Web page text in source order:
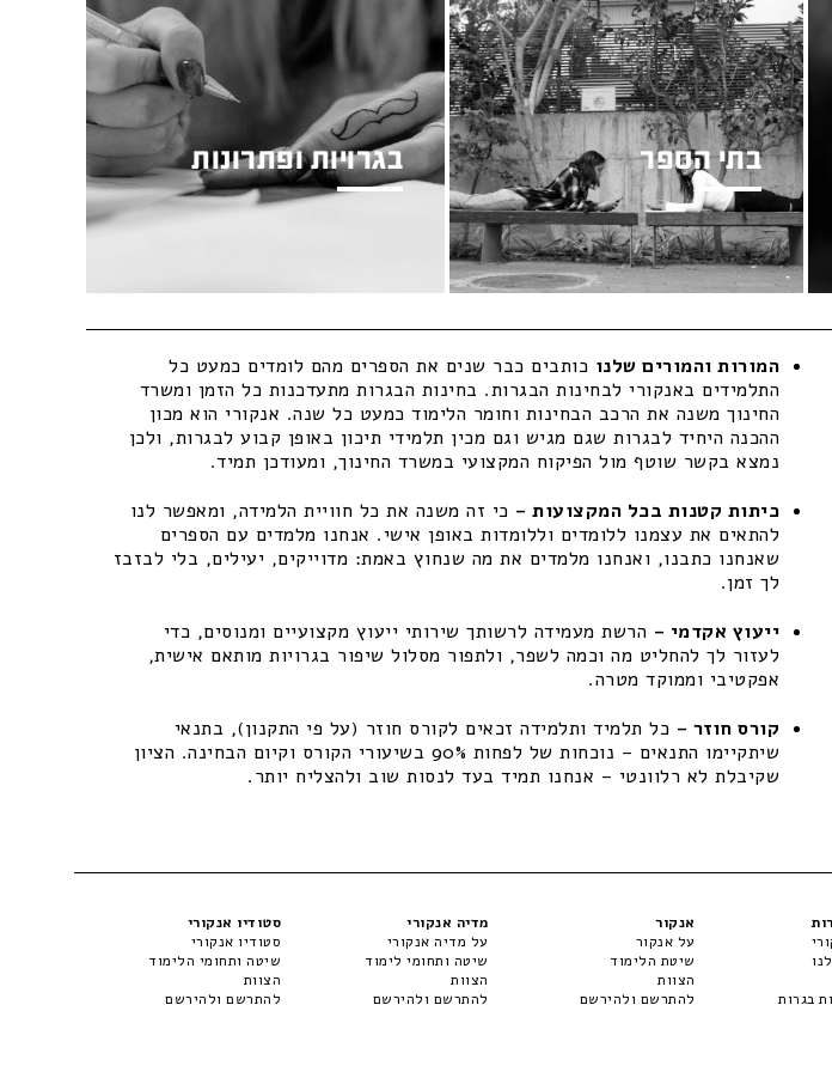
בתי הספר בגרויות ופתרונות
המורות והמורים שלנו כותבים כבר שנים את הספרים מהם לומדים כמעט כל
התלמידים באנקורי לבחינות הבגרות. בחינות הבגרות מתעדכנות כל הזמן ומשרד
החינוך משנה את הרכב הבחינות וחומר הלימוד כמעט כל שנה. אנקורי הוא מכון
ההכנה היחיד לבגרות שגם מגיש וגם מכין תלמידי תיכון באופן קבוע לבגרות, ולכן
נמצא בקשר שוטף מול הפיקוח המקצועי במשרד החינוך, ומעודכן תמיד.
כיתות קטנות בכל המקצועות – כי זה משנה את כל חוויית הלמידה, ומאפשר לנו
להתאים את עצמנו ללומדים וללומדות באופן אישי. אנחנו מלמדים עם הספרים
שאנחנו כתבנו, ואנחנו מלמדים את מה שנחוץ באמת: מדוייקים, יעילים, בלי לבזבז
לך זמן.
ייעוץ אקדמי – הרשת מעמידה לרשותך שירותי ייעוץ מקצועיים ומנוסים, כדי
לעזור לך להחליט מה וכמה לשפר, ולתפור מסלול שיפור בגרויות מותאם אישית,
אפקטיבי וממוקד מטרה.
קורס חוזר – כל תלמיד ותלמידה זכאים לקורס חוזר (על פי התקנון), בתנאי
שיתקיימו התנאים – נוכחות של לפחות 90% בשיעורי הקורס וקיום הבחינה. הציון
שקיבלת לא רלוונטי – אנחנו תמיד בעד לנסות שוב ולהצליח יותר.
בגרות
אנקור
על אנקור
שיטת הלימוד
הצוות
להתרשם ולהירשם
מדיה אנקורי
על מדיה אנקורי
שיטה ותחומי לימוד
הצוות
להתרשם ולהירשם
סטודיו אנקורי
סטודיו אנקורי
שיטה ותחומי הלימוד
הצוות
להתרשם ולהירשם